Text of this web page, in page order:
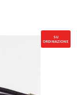
SU
ORDINAZIONE